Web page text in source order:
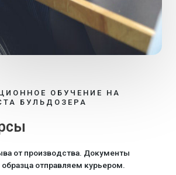
ОБУЧЕНИЕ НА
БУЛЬДОЗЕРА
от производства. Документы
образца отправляем курьером.